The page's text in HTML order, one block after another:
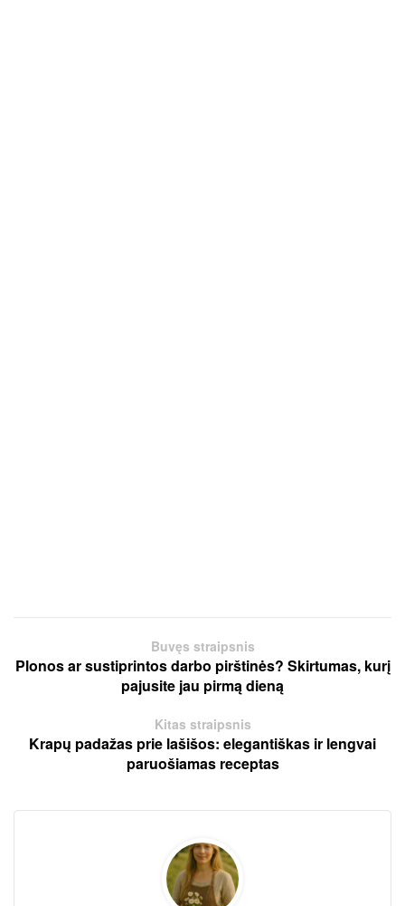
Buvęs straipsnis
Plonos ar sustiprintos darbo pirštinės? Skirtumas, kurį
pajusite jau pirmą dieną
Kitas straipsnis
Krapų padažas prie lašišos: elegantiškas ir lengvai
paruošiamas receptas